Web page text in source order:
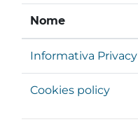
Nome
Informativa Privacy
Cookies policy